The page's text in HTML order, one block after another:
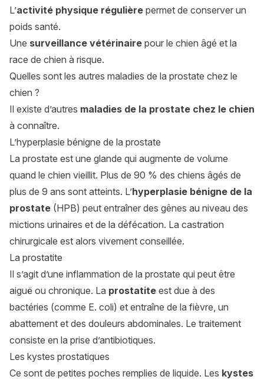
L’activité physique régulière permet de conserver un
poids santé.
Une surveillance vétérinaire pour le chien âgé et la
race de chien à risque.
Quelles sont les autres maladies de la prostate chez le
chien ?
Il existe d’autres maladies de la prostate chez le chien
à connaître.
L’hyperplasie bénigne de la prostate
La prostate est une glande qui augmente de volume
quand le chien vieillit. Plus de 90 % des chiens âgés de
plus de 9 ans sont atteints. L’hyperplasie bénigne de la
prostate (HPB) peut entraîner des gênes au niveau des
mictions urinaires et de la défécation. La castration
chirurgicale est alors vivement conseillée.
La prostatite
Il s’agit d’une inflammation de la prostate qui peut être
aiguë ou chronique. La prostatite est due à des
bactéries (comme E. coli) et entraîne de la fièvre, un
abattement et des douleurs abdominales. Le traitement
consiste en la prise d’antibiotiques.
Les kystes prostatiques
Ce sont de petites poches remplies de liquide. Les kystes